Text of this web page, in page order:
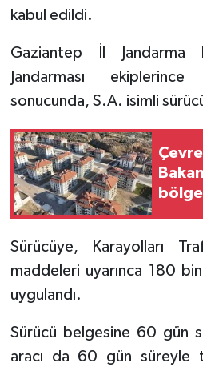
kabul edildi.
Gaziantep İl Jandarma
Jandarması
sonucunda, S.A. isimli
Sürücüye, Karayolları
maddeleri uyarınca 180
uygulandı.
Sürücü belgesine 60 gün
aracı da 60 gün süreyle